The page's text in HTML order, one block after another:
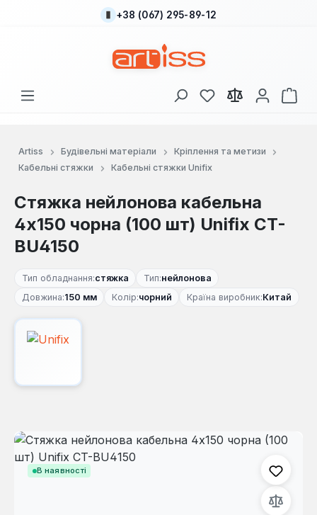
Перейти до основного вмісту
+38 (067) 295-89-12
У вас є 0 у списку
Artiss Будівельні матеріали
Кріплення та метизи
Кабельні стяжки
Кабельні стяжки Unifix
Стяжка нейлонова кабельна
4x150 чорна (100 шт) Unifix CT-
BU4150
Тип обладнання:стяжка Тип:нейлонова
Довжина:150 мм Колір:чорний Країна виробник:Китай
В наявності
Пропустити галерею зображень